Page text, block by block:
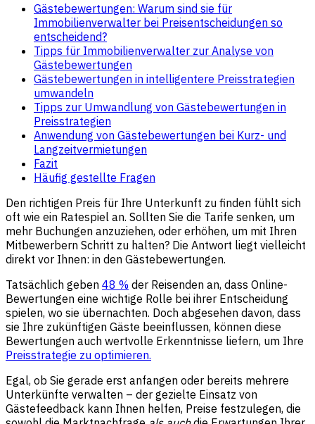
Gästebewertungen: Warum sind sie für
Immobilienverwalter bei Preisentscheidungen so
entscheidend?
Tipps für Immobilienverwalter zur Analyse von
Gästebewertungen
Gästebewertungen in intelligentere Preisstrategien
umwandeln
Tipps zur Umwandlung von Gästebewertungen in
Preisstrategien
Anwendung von Gästebewertungen bei Kurz- und
Langzeitvermietungen
Fazit
Häufig gestellte Fragen
Den richtigen Preis für Ihre Unterkunft zu finden fühlt sich
oft wie ein Ratespiel an. Sollten Sie die Tarife senken, um
mehr Buchungen anzuziehen, oder erhöhen, um mit Ihren
Mitbewerbern Schritt zu halten? Die Antwort liegt vielleicht
direkt vor Ihnen: in den Gästebewertungen.
Tatsächlich geben 48 % der Reisenden an, dass Online-
Bewertungen eine wichtige Rolle bei ihrer Entscheidung
spielen, wo sie übernachten. Doch abgesehen davon, dass
sie Ihre zukünftigen Gäste beeinflussen, können diese
Bewertungen auch wertvolle Erkenntnisse liefern, um Ihre
Preisstrategie zu optimieren.
Egal, ob Sie gerade erst anfangen oder bereits mehrere
Unterkünfte verwalten – der gezielte Einsatz von
Gästefeedback kann Ihnen helfen, Preise festzulegen, die